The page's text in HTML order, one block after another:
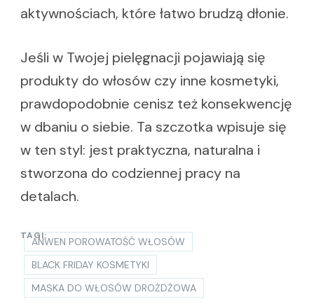
aktywnościach, które łatwo brudzą dłonie.
Jeśli w Twojej pielęgnacji pojawiają się
produkty do włosów czy inne kosmetyki,
prawdopodobnie cenisz też konsekwencję
w dbaniu o siebie. Ta szczotka wpisuje się
w ten styl: jest praktyczna, naturalna i
stworzona do codziennej pracy na
detalach.
TAGI:
ANWEN POROWATOŚĆ WŁOSÓW
BLACK FRIDAY KOSMETYKI
MASKA DO WŁOSÓW DROŻDŻOWA